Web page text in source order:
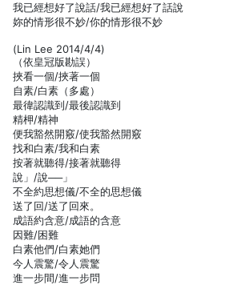
我已經想好了說話/我已經想好了話說
妳的情形很不妙/你的情形很不妙
(Lin Lee 2014/4/4)
（依皇冠版勘誤）
挾看一個/挾著一個
自素/白素（多處）
最徫認識到/最後認識到
精柙/精神
便我豁然開竅/使我豁然開竅
找和白素/我和白素
按著就聽得/接著就聽得
說」/說──」
不全約思想儀/不全的思想儀
送了回/送了回來。
成語約含意/成語的含意
因難/困難
白素他們/白素她們
今人震驚/令人震驚
進一步間/進一步問